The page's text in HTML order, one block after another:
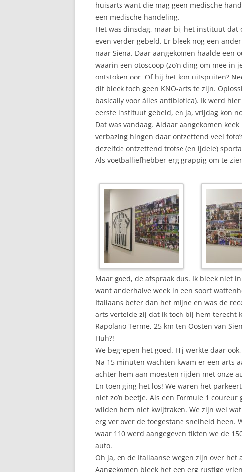
huisarts want die mag geen medische
een medische handeling.
Het was dinsdag, maar bij het instituut dat
even verder gebeld. Er bleek nog een
naar Siena. Daar aangekomen haalde een
waarin een otoscoop (zo’n ding om mee in
ontstoken oor. Of hij het kon uitspuiten?
dit bleek toch geen KNO-arts te zijn.
basically voor álles antibiotica). Ik werd
eerste instituut gebeld, en ja, vrijdag kon
Dat was vandaag. Aldaar aangekomen
verbazing hingen daar ontzettend veel
dezelfde ontzettend trotse (en ijdele)
Als voetballiefhebber erg grappig om te
Maar goed, de afspraak dus. Ik bleek niet
want anderhalve week in een soort
Italiaans beter dan het mijne en was de
arts vertelde zij dat ik toch bij hem terecht
Rapolano Terme, 25 km ten Oosten van
Huh?!
We begrepen het goed. Hij werkte daar
Na 15 minuten wachten kwam er een arts
achter hem aan moesten rijden met onze
En toen ging het los! We waren het
niet zo’n beetje. Als een Formule 1
wilden hem niet kwijtraken. We zijn wel
erg ver over de toegestane snelheid heen.
waar 110 werd aangegeven tikten we de
auto.
Oh ja, en de Italiaanse wegen zijn over het
Aangekomen bleek het een erg rustige